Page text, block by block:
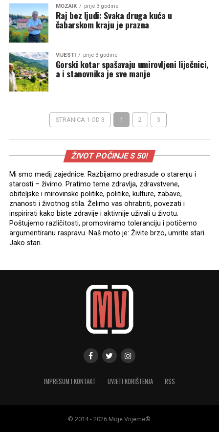
MOZAIK prije 3 godine
Raj bez ljudi: Svaka druga kuća u
čabarskom kraju je prazna
VIJESTI prije 3 godine
Gorski kotar spašavaju umirovljeni liječnici,
a i stanovnika je sve manje
STRANICA 1 OD 3 1 2 3
ŽIVOT POČINJE S 50!
Mi smo medij zajednice. Razbijamo predrasude o starenju i
starosti – živimo. Pratimo teme zdravlja, zdravstvene,
obiteljske i mirovinske politike, politike, kulture, zabave,
znanosti i životnog stila. Želimo vas ohrabriti, povezati i
inspirirati kako biste zdravije i aktivnije uživali u životu.
Poštujemo različitosti, promoviramo toleranciju i potičemo
argumentiranu raspravu. Naš moto je: Živite brzo, umrite stari.
Jako stari.
IMPRESUM I KONTAKT UVJETI KORIŠTENJA RSS
© 2014 - 2026 Moje Vrijeme®